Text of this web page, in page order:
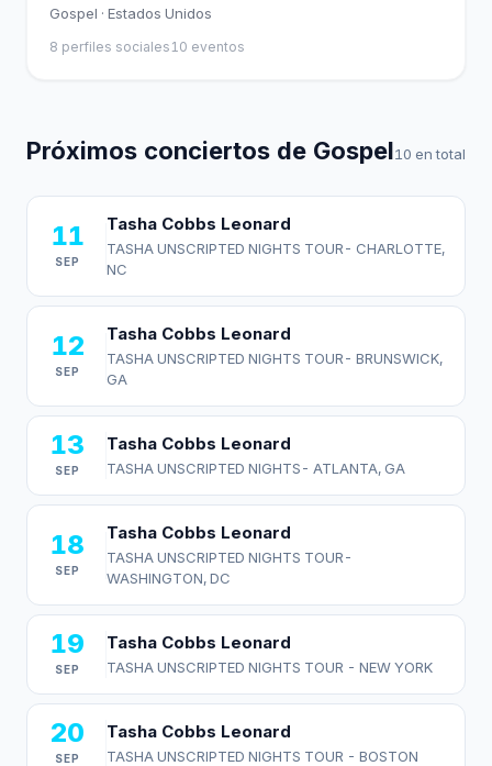
Gospel · Estados Unidos
8 perfiles sociales10 eventos
Próximos conciertos de Gospel10 en total
11
SEP
Tasha Cobbs Leonard
TASHA UNSCRIPTED NIGHTS TOUR- CHARLOTTE,
NC
12
SEP
Tasha Cobbs Leonard
TASHA UNSCRIPTED NIGHTS TOUR- BRUNSWICK,
GA
13
SEP
Tasha Cobbs Leonard
TASHA UNSCRIPTED NIGHTS- ATLANTA, GA
18
SEP
Tasha Cobbs Leonard
TASHA UNSCRIPTED NIGHTS TOUR-
WASHINGTON, DC
19
SEP
Tasha Cobbs Leonard
TASHA UNSCRIPTED NIGHTS TOUR - NEW YORK
20
SEP
Tasha Cobbs Leonard
TASHA UNSCRIPTED NIGHTS TOUR - BOSTON